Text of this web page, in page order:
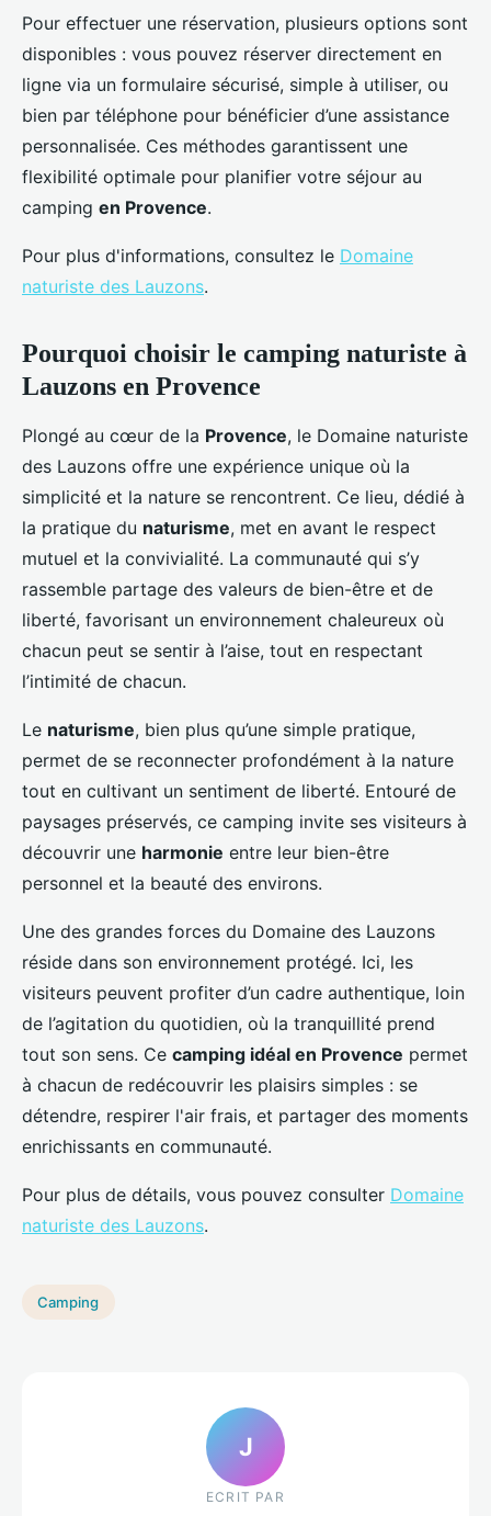
Pour effectuer une réservation, plusieurs options sont
disponibles : vous pouvez réserver directement en
ligne via un formulaire sécurisé, simple à utiliser, ou
bien par téléphone pour bénéficier d’une assistance
personnalisée. Ces méthodes garantissent une
flexibilité optimale pour planifier votre séjour au
camping en Provence.
Pour plus d'informations, consultez le Domaine
naturiste des Lauzons.
Pourquoi choisir le camping naturiste à
Lauzons en Provence
Plongé au cœur de la Provence, le Domaine naturiste
des Lauzons offre une expérience unique où la
simplicité et la nature se rencontrent. Ce lieu, dédié à
la pratique du naturisme, met en avant le respect
mutuel et la convivialité. La communauté qui s’y
rassemble partage des valeurs de bien-être et de
liberté, favorisant un environnement chaleureux où
chacun peut se sentir à l’aise, tout en respectant
l’intimité de chacun.
Le naturisme, bien plus qu’une simple pratique,
permet de se reconnecter profondément à la nature
tout en cultivant un sentiment de liberté. Entouré de
paysages préservés, ce camping invite ses visiteurs à
découvrir une harmonie entre leur bien-être
personnel et la beauté des environs.
Une des grandes forces du Domaine des Lauzons
réside dans son environnement protégé. Ici, les
visiteurs peuvent profiter d’un cadre authentique, loin
de l’agitation du quotidien, où la tranquillité prend
tout son sens. Ce camping idéal en Provence permet
à chacun de redécouvrir les plaisirs simples : se
détendre, respirer l'air frais, et partager des moments
enrichissants en communauté.
Pour plus de détails, vous pouvez consulter Domaine
naturiste des Lauzons.
Camping
J
ECRIT PAR